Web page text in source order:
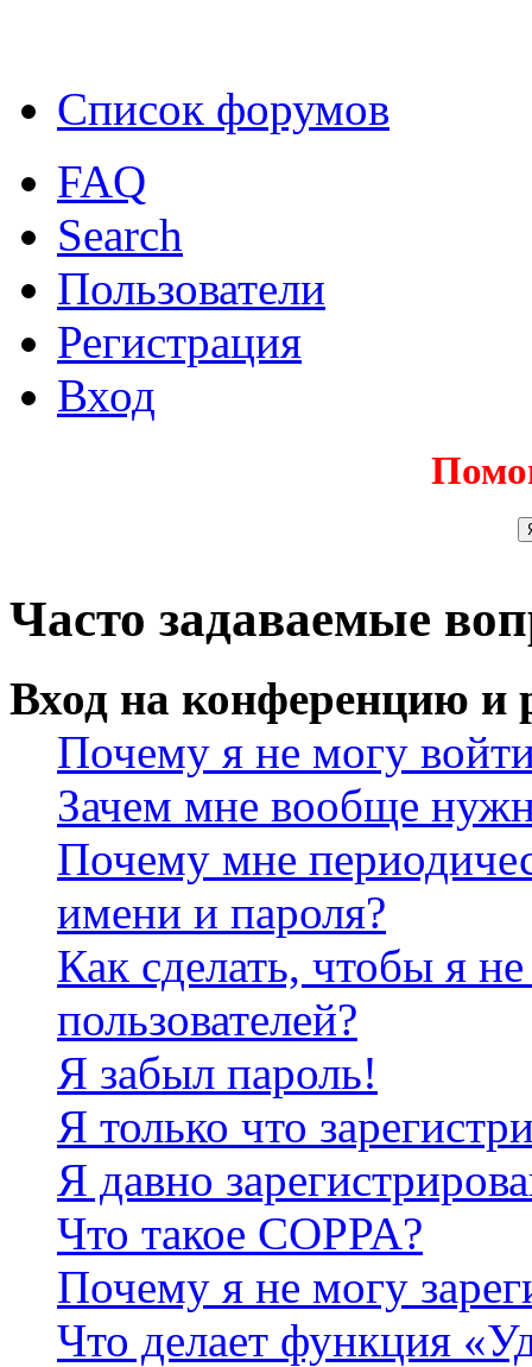
Список форумов
FAQ
Search
Пользователи
Регистрация
Вход
Часто задаваемые
Вход на конференцию и
Почему я не могу
Зачем мне вообще
Почему мне
имени и пароля?
Как сделать, чтобы я
пользователей?
Я забыл пароль!
Я только что
Я давно
Что такое COPPA?
Почему я не могу
Что делает функция